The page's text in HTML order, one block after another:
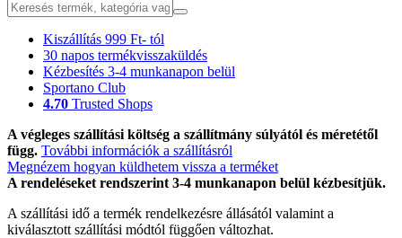
Kiszállítás 999 Ft- tól
30 napos termékvisszaküldés
Kézbesítés 3-4 munkanapon belül
Sportano Club
4.70 Trusted Shops
A végleges szállítási költség a szállítmány súlyától és méretétől
függ. További információk a szállításról
Megnézem hogyan küldhetem vissza a terméket
A rendeléseket rendszerint 3-4 munkanapon belül kézbesítjük.
A szállítási idő a termék rendelkezésre állásától valamint a
kiválasztott szállítási módtól függően változhat.